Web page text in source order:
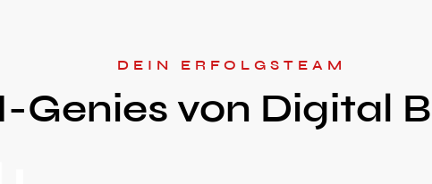
DEIN ERFOLGSTEAM
Genies von Digital